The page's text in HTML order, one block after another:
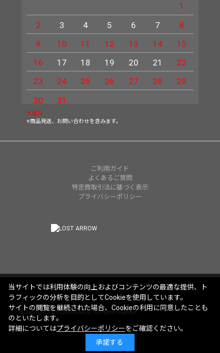
1
2
3 4 5 6 7
8
9
10 11 12 13 14
15
16
17 18 19 20 21
22
23
24 25 26 27 28
29
30
31
休業日
※商品発送、お問い合わせを含みます。
ご利用ガイド
よくあるご質問
特定商取引法に基づく表示
プライバシーポリシー
© Copyright 2025 Lost Arrow,Inc. All rights reserved.
当サイトでは利用体験の向上およびコンテンツの最適な提供、ト
ラフィックの分析を目的としてCookieを使用しています。
サイトの閲覧を継続された場合、Cookieの利用に同意したことも
のといたします。
詳細についてはプライバシーポリシーをご確認ください。
承諾する